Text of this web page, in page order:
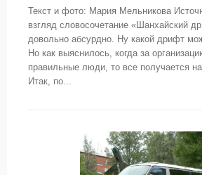
Текст и фото: Мария Мельникова
взгляд словосочетание «Шанхайский
довольно абсурдно. Ну какой дрифт
Но как выяснилось, когда за
правильные люди, то все получается
Итак, по...